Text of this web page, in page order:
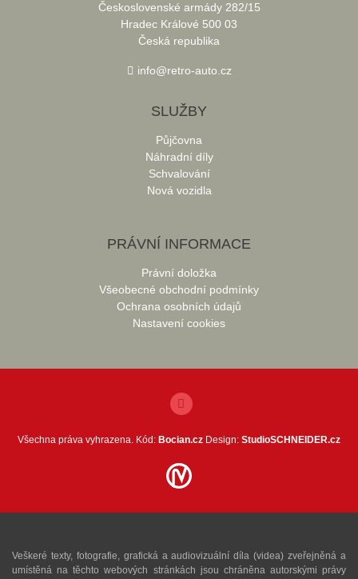
Československé armády 282/15
Hradec Králové 500 03
Česká republika
info@retro-auto.cz
SLUŽBY
Půjčovna
Náhradní díly
Schvalování
Nová vozidla
PRÁVNÍ INFORMACE
Právní doložka
Všeobecné obchodní podmínky
Ochrana osobních údajů
Nastavení cookies
Všechna práva vyhrazena. Kód: Bocian.cz Design: StudioSCHNEIDER.cz
Veškeré texty, fotografie, grafická a audiovizuální díla (videa) zveřejněná a
umístěná na těchto webových stránkách jsou chráněna autorskými právy